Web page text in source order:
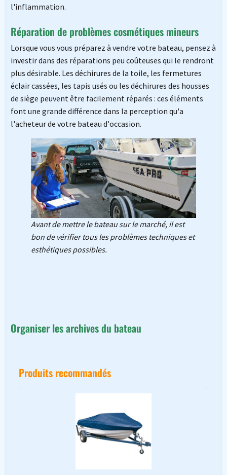
l'inflammation.
Réparation de problèmes cosmétiques mineurs
Lorsque vous vous préparez à vendre votre bateau, pensez à
investir dans des réparations peu coûteuses qui le rendront
plus désirable. Les déchirures de la toile, les fermetures
éclair cassées, les tapis usés ou les déchirures des housses
de siège peuvent être facilement réparés : ces éléments
font une grande différence dans la perception qu'a
l'acheteur de votre bateau d'occasion.
Avant de mettre le bateau sur le marché, il est
bon de vérifier tous les problèmes techniques et
esthétiques possibles.
Organiser les archives du bateau
Produits recommandés